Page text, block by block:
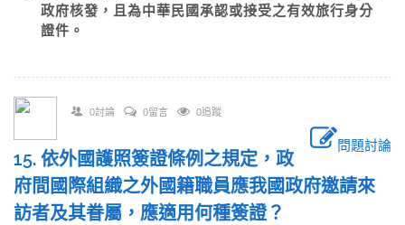
政府核發，且為中華民國承認或接受之有效旅行身分
證件。
0討論 0留言 0追蹤
問題討論
15. 依外國護照簽證條例之規定，政
府間國際組織之外國籍職員應我國政府邀請來
訪者及其眷屬，應適用何種簽證？